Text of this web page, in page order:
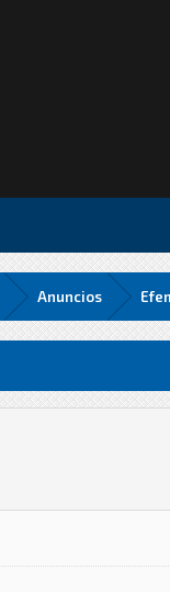
Anuncios